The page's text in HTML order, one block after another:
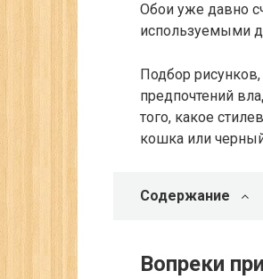
Обои уже давно
используемыми
Подбор
предпочтений
того, какое
кошка или
Содержание
Вопреки